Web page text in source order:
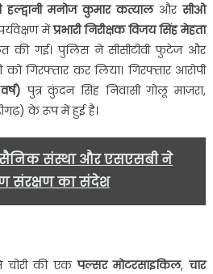
हल्द्वानी मनोज कुमार कत्यालऔरसीओ
मेंप्रभारी निरीक्षक विजय सिंह मेहता
की गई। पुलिस ने सीसीटीवी फुटेज और
गिरफ्तार कर लिया। गिरफ्तार आरोपी
वर्ष) पुत्र कुंदन सिंह निवासी गोलू माजरा,
के रूप में हुई है।
सैनिक संस्था और एसएसबी ने
संरक्षण का संदेश
चोरी की एकपल्सर मोटरसाइकिल,चार